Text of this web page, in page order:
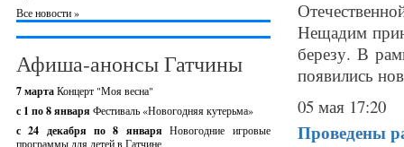
Все новости »
Афиша-анонсы Гатчины
7 мартаКонцерт "Моя весна"
с 1 по 8 января Фестиваль «Новогодняя кутерьма»
с 24 декабря по 8 январяНовогодние игровые
программы для детей в Гатчине
Нещадим
березу. В
появились
05 мая 17:20
Проведены